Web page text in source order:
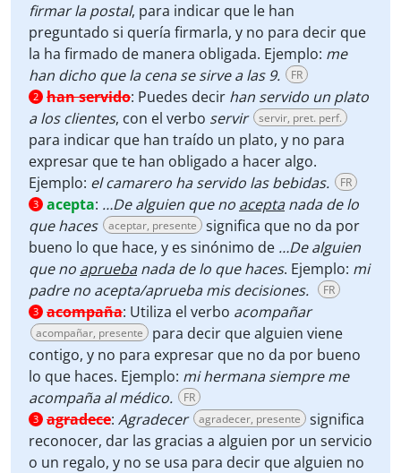
firmar la postal, para indicar que le han
preguntado si quería firmarla, y no para decir que
la ha firmado de manera obligada. Ejemplo: me
han dicho que la cena se sirve a las 9.
FR
2 han servido: Puedes decir han servido un plato
a los clientes, con el verbo servir servir, pret. perf.
para indicar que han traído un plato, y no para
expresar que te han obligado a hacer algo.
Ejemplo: el camarero ha servido las bebidas. FR
3 acepta: …De alguien que no aceptanada de lo
que haces
aceptar, presente
significa que no da por
bueno lo que hace, y es sinónimo de …De alguien
que no apruebanada de lo que haces. Ejemplo: mi
padre no acepta/aprueba mis decisiones.
FR
3 acompaña: Utiliza el verbo acompañar
acompañar, presente
para decir que alguien viene
contigo, y no para expresar que no da por bueno
lo que haces. Ejemplo: mi hermana siempre me
acompaña al médico.
FR
3 agradece: Agradecer agradecer, presente
significa
reconocer, dar las gracias a alguien por un servicio
o un regalo, y no se usa para decir que alguien no